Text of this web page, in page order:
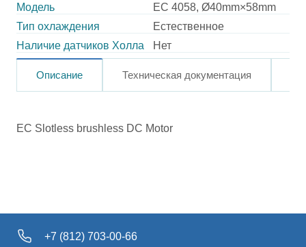
Модель
EC 4058, Ø40mm×58mm
Тип охлаждения
Естественное
Наличие датчиков Холла
Нет
Описание Техническая документация
EC Slotless brushless DC Motor
+7 (812) 703-00-66